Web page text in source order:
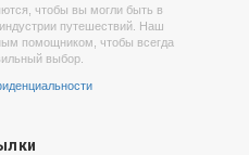
чтобы вы могли быть в
путешествий. Наш
помощником, чтобы всегда
выбор.